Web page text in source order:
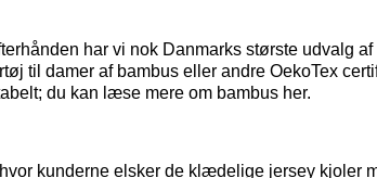
har vi nok Danmarks største udvalg
til damer af bambus eller andre OekoTex
du kan læse mere om bambus her.
kunderne elsker de klædelige jersey kjoler